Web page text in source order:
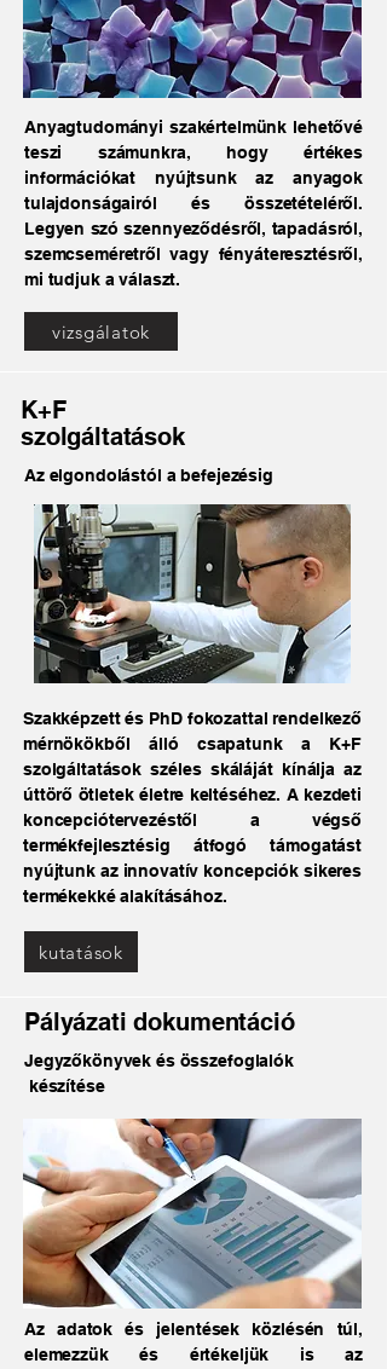
Anyagtudományi szakértelmünk lehetővé
teszi számunkra, hogy értékes
információkat nyújtsunk az anyagok
tulajdonságairól és összetételéről.
Legyen szó szennyeződésről, tapadásról,
szemcseméretről vagy fényáteresztésről,
mi tudjuk a választ.
vizsgálatok
K+F
szolgáltatások
Az elgondolástól a befejezésig
Szakképzett és PhD fokozattal rendelkező
mérnökökből álló csapatunk a K+F
szolgáltatások széles skáláját kínálja az
úttörő ötletek életre keltéséhez. A kezdeti
koncepciótervezéstől a végső
termékfejlesztésig átfogó támogatást
nyújtunk az innovatív koncepciók sikeres
termékekké alakításához.
kutatások
Pályázati dokumentáció
Jegyzőkönyvek és összefoglalók
készítése
Az adatok és jelentések közlésén túl,
elemezzük és értékeljük is az